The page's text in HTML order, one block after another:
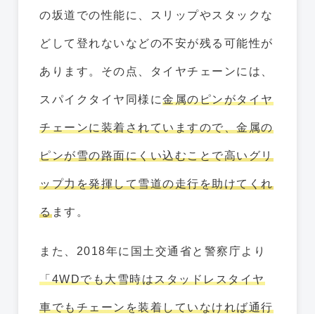
の坂道での性能に、スリップやスタックな
どして登れないなどの不安が残る可能性が
あります。その点、タイヤチェーンには、
スパイクタイヤ同様に金属のピンがタイヤ
チェーンに装着されていますので、金属の
ピンが雪の路面にくい込むことで高いグリ
ップ力を発揮して雪道の走行を助けてくれ
るます。
また、2018年に国土交通省と警察庁より
「4WDでも大雪時はスタッドレスタイヤ
車でもチェーンを装着していなければ通行